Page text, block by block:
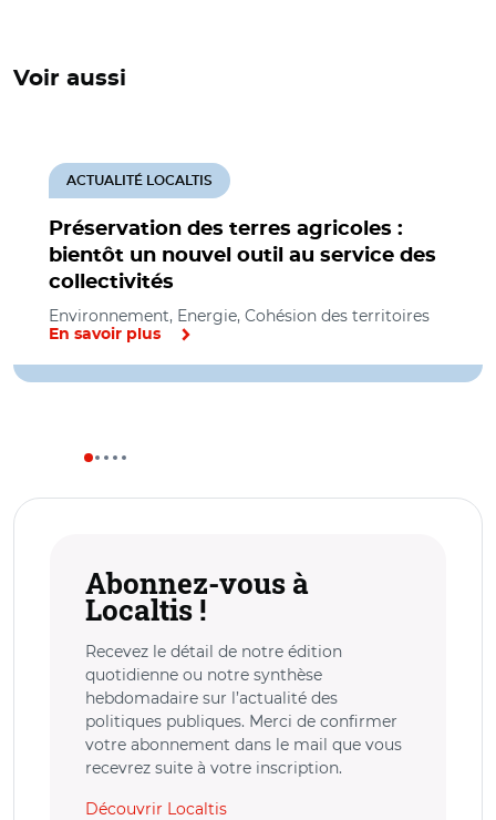
Voir aussi
Préservation des terres agricoles :
bientôt un nouvel outil au service des
collectivités
ACTUALITÉ LOCALTIS
Environnement, Energie, Cohésion des territoires
En savoir plus
Abonnez-vous à
Localtis !
Recevez le détail de notre édition
quotidienne ou notre synthèse
hebdomadaire sur l’actualité des
politiques publiques. Merci de confirmer
votre abonnement dans le mail que vous
recevrez suite à votre inscription.
Découvrir Localtis